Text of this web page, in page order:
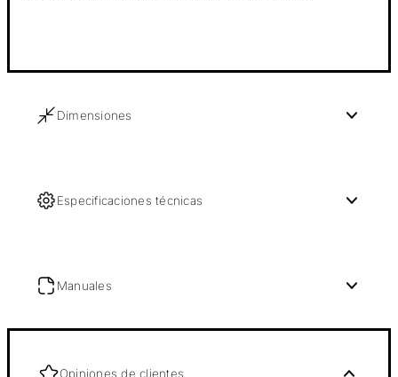
Dimensiones
Especificaciones técnicas
Manuales
Opiniones de clientes